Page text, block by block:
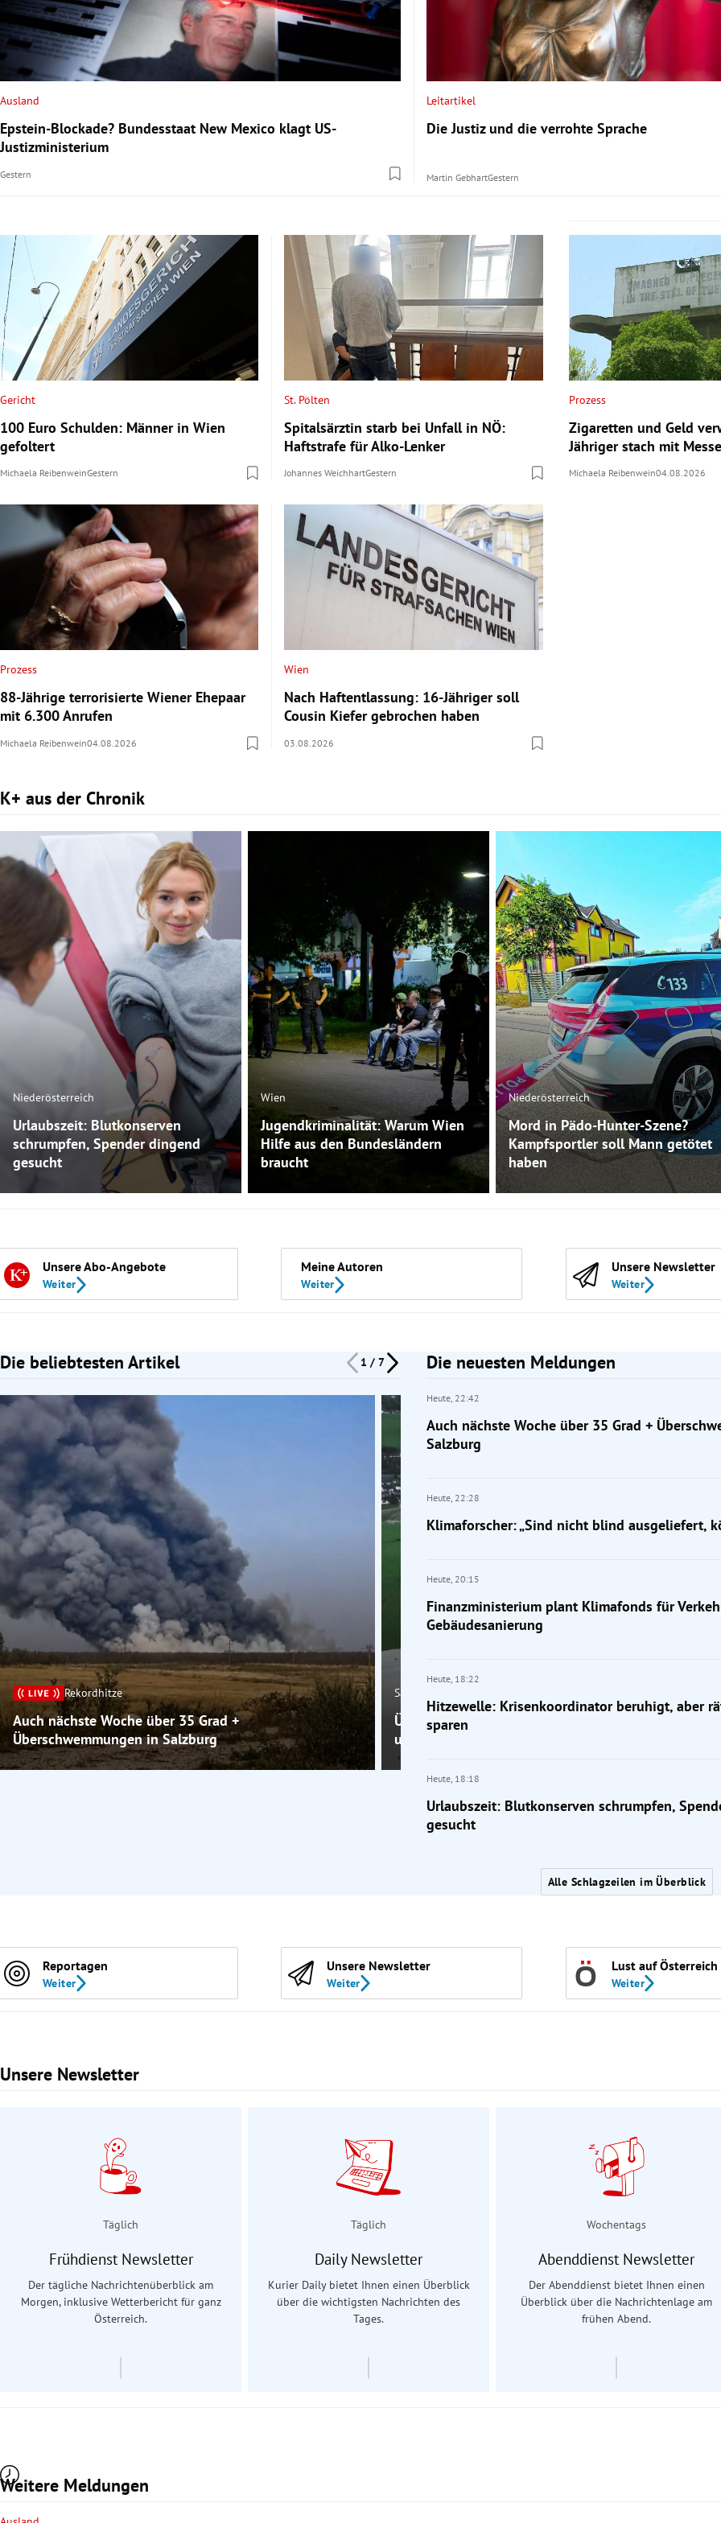
Untermenü
Untermenü
Untermenü
Untermenü
Untermenü
Ausland
Epstein-Blockade? Bundesstaat New Mexico klagt US-
Justizministerium
Gestern
Leitartikel
Die Justiz und die verrohte Sprache
Martin GebhartGestern
Gericht
100 Euro Schulden: Männer in Wien
gefoltert
Michaela ReibenweinGestern
St. Pölten
Spitalsärztin starb bei Unfall in NÖ:
Haftstrafe für Alko-Lenker
Johannes WeichhartGestern
Prozess
Zigaretten und Geld
Jähriger stach mit
Michaela Reibenwein04.08.2026
Prozess
88-Jährige terrorisierte Wiener Ehepaar
mit 6.300 Anrufen
Michaela Reibenwein04.08.2026
Wien
Nach Haftentlassung: 16-Jähriger soll
Cousin Kiefer gebrochen haben
03.08.2026
K+ aus der Chronik
Slide 1 von 3
Niederösterreich
Urlaubszeit: Blutkonserven
schrumpfen, Spender dingend
gesucht
Wien
Jugendkriminalität: Warum Wien
Hilfe aus den Bundesländern
braucht
Niederösterreich
Mord in Pädo-Hunter-Szene?
Kampfsportler soll Mann getötet
haben
Unsere Abo-Angebote
Weiter
Meine Autoren
Weiter
Unsere Newsletter
Weiter
Die beliebtesten Artikel 1 / 7
Slide 1 von 7
Rekordhitze
Auch nächste Woche über 35 Grad +
Überschwemmungen in Salzburg
Salzburg
Überflutungen und Muren nach Unwetter im Pinzgau
und Pongau
Die neuesten Meldungen
Heute, 22:42
Auch nächste Woche über 35 Grad +
Salzburg
Heute, 22:28
Klimaforscher: „Sind nicht blind ausgeliefert,
Heute, 20:15
Finanzministerium plant Klimafonds für
Gebäudesanierung
Heute, 18:22
Hitzewelle: Krisenkoordinator beruhigt, aber
sparen
Heute, 18:18
Urlaubszeit: Blutkonserven schrumpfen,
gesucht
Alle Schlagzeilen im Überblick
Reportagen
Weiter
Unsere Newsletter
Weiter
Lust auf Österreich
Weiter
Unsere Newsletter
Slide 1 von 3
Täglich
Frühdienst Newsletter
Der tägliche Nachrichtenüberblick am
Morgen, inklusive Wetterbericht für ganz
Österreich.
Täglich
Daily Newsletter
Kurier Daily bietet Ihnen einen Überblick
über die wichtigsten Nachrichten des
Tages.
Wochentags
Abenddienst Newsletter
Der Abenddienst bietet Ihnen einen
Überblick über die Nachrichtenlage am
frühen Abend.
Weitere Meldungen